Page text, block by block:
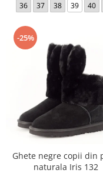
36 37 38 39 40
-25%
Ghete negre copii din
naturala Iris 132